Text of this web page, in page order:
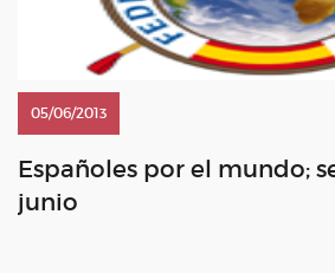
05/06/2013
Españoles por el mundo;
junio